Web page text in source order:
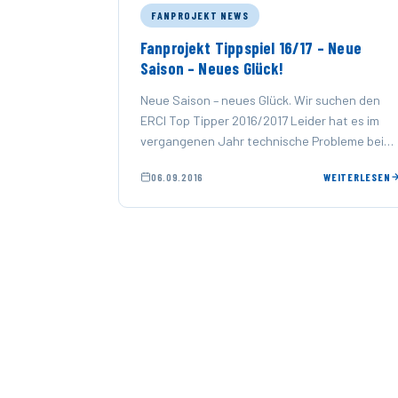
FANPROJEKT NEWS
Fanprojekt Tippspiel 16/17 – Neue
Saison – Neues Glück!
Neue Saison – neues Glück. Wir suchen den
ERCI Top Tipper 2016/2017 Leider hat es im
vergangenen Jahr technische Probleme bei
06.09.2016 WEITERLESEN